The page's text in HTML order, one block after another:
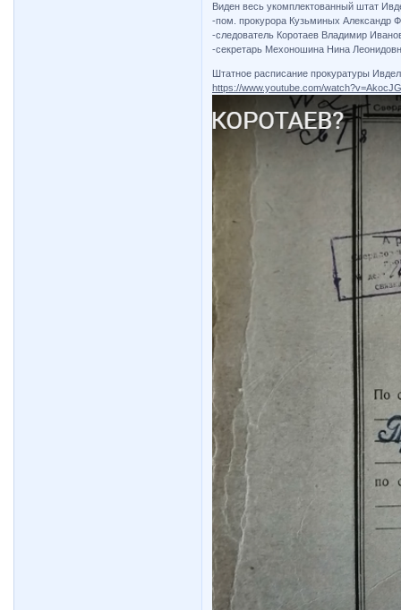
Виден весь укомплектованный штат
-пом. прокурора Кузьминых Александр
-следователь Коротаев Владимир
-секретарь Мехоношина Нина
Штатное расписание прокуратуры
https://www.youtube.com/